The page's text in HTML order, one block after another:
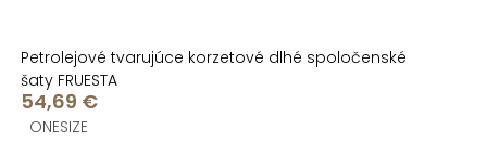
Petrolejové tvarujúce korzetové dlhé spoločenské
šaty FRUESTA
54,69 €
ONESIZE